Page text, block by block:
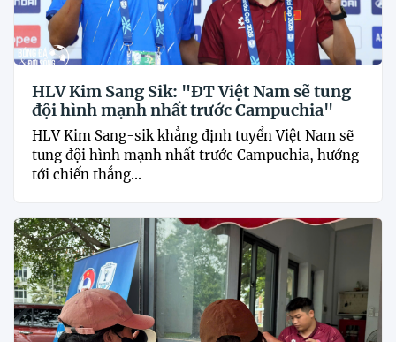
HLV Kim Sang Sik: "ĐT Việt Nam sẽ tung
đội hình mạnh nhất trước Campuchia"
HLV Kim Sang-sik khẳng định tuyển Việt Nam sẽ
tung đội hình mạnh nhất trước Campuchia, hướng
tới chiến thắng...